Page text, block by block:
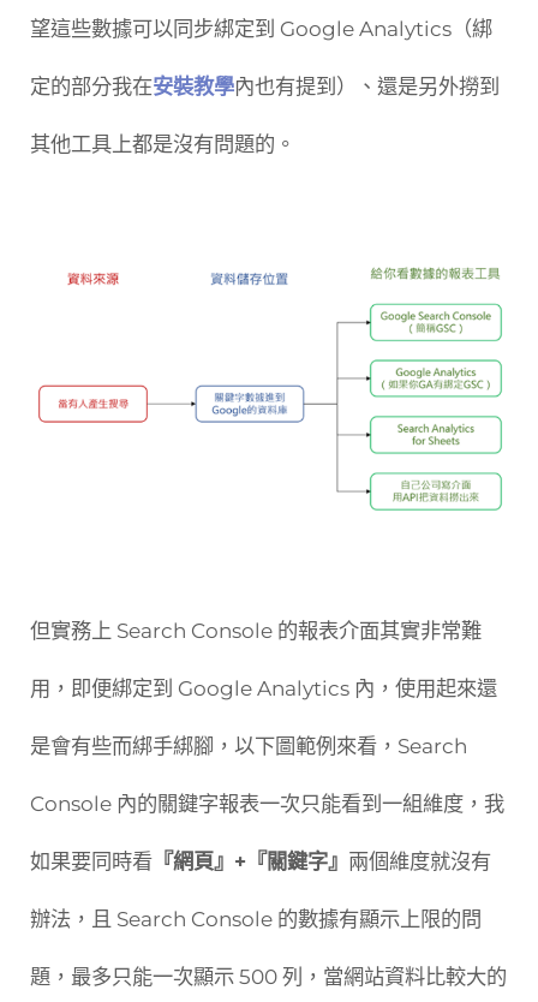
望這些數據可以同步綁定到 Google Analytics（綁
定的部分我在安裝教學內也有提到）、還是另外撈到
其他工具上都是沒有問題的。
但實務上 Search Console 的報表介面其實非常難
用，即便綁定到 Google Analytics 內，使用起來還
是會有些而綁手綁腳，以下圖範例來看，Search
Console 內的關鍵字報表一次只能看到一組維度，我
如果要同時看 『網頁』+『關鍵字』 兩個維度就沒有
辦法，且 Search Console 的數據有顯示上限的問
題，最多只能一次顯示 500 列，當網站資料比較大的